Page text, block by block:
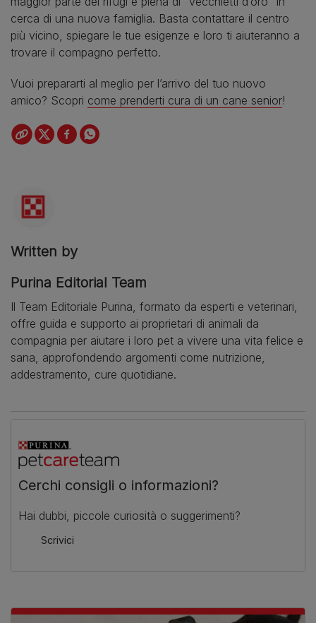
cerca di una nuova famiglia. Basta contattare il centro
più vicino, spiegare le tue esigenze e loro ti aiuteranno a
trovare il compagno perfetto.
Vuoi prepararti al meglio per l’arrivo del tuo nuovo
amico? Scopri come prenderti cura di un cane senior!
Written by
Purina Editorial Team
Il Team Editoriale Purina, formato da esperti e veterinari,
offre guida e supporto ai proprietari di animali da
compagnia per aiutare i loro pet a vivere una vita felice e
sana, approfondendo argomenti come nutrizione,
addestramento, cure quotidiane.
Cerchi consigli o informazioni?
Hai dubbi, piccole curiosità o suggerimenti?
Scrivici